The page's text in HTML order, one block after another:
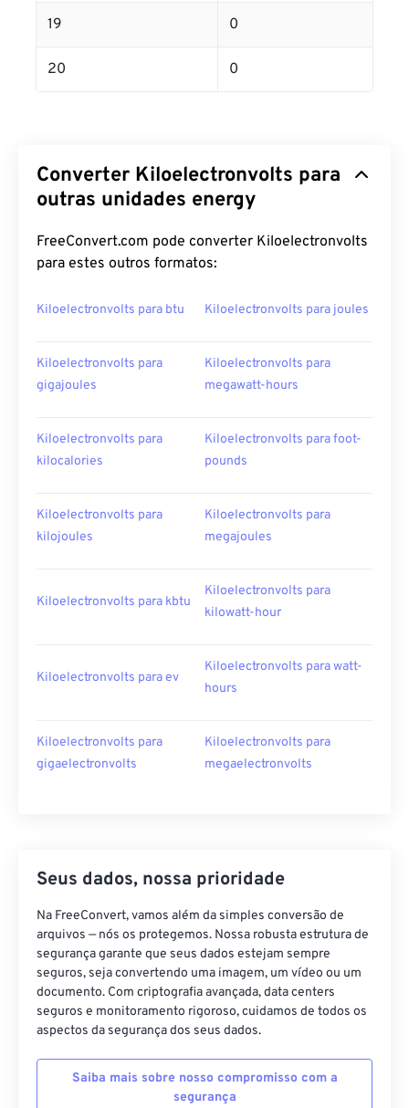
19 0
20 0
Converter Kiloelectronvolts para
outras unidades energy
FreeConvert.com pode converter Kiloelectronvolts
para estes outros formatos:
Kiloelectronvolts para btu Kiloelectronvolts para joules
Kiloelectronvolts para
gigajoules
Kiloelectronvolts para
megawatt-hours
Kiloelectronvolts para
kilocalories
Kiloelectronvolts para foot-
pounds
Kiloelectronvolts para
kilojoules
Kiloelectronvolts para
megajoules
Kiloelectronvolts para kbtu
Kiloelectronvolts para
kilowatt-hour
Kiloelectronvolts para ev
Kiloelectronvolts para watt-
hours
Kiloelectronvolts para
gigaelectronvolts
Kiloelectronvolts para
megaelectronvolts
Seus dados, nossa prioridade
Na FreeConvert, vamos além da simples conversão de
arquivos — nós os protegemos. Nossa robusta estrutura de
segurança garante que seus dados estejam sempre
seguros, seja convertendo uma imagem, um vídeo ou um
documento. Com criptografia avançada, data centers
seguros e monitoramento rigoroso, cuidamos de todos os
aspectos da segurança dos seus dados.
Saiba mais sobre nosso compromisso com a
segurança